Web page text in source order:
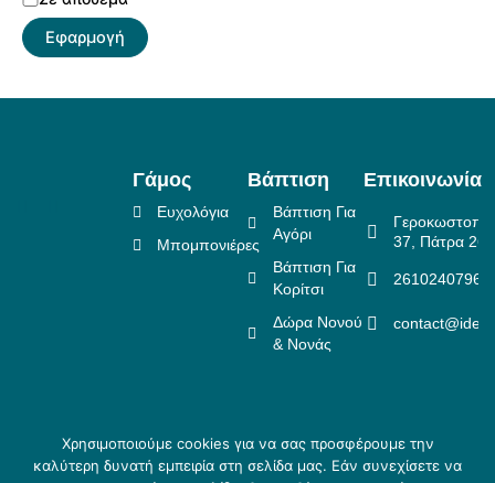
Εφαρμογή
Γάμος
Ευχολόγια
Μπομπονιέρες
Βάπτιση
Βάπτιση Για
Αγόρι
Βάπτιση Για
Κορίτσι
Δώρα Νονού
& Νονάς
Επικοινωνία
37, Πάτρα
2610240796
Copyright © Crafted
Πολιτική Επιστροφών
Χρησιμοποιούμε cookies για να σας προσφέρουμε την
καλύτερη δυνατή εμπειρία στη σελίδα μας. Εάν συνεχίσετε να